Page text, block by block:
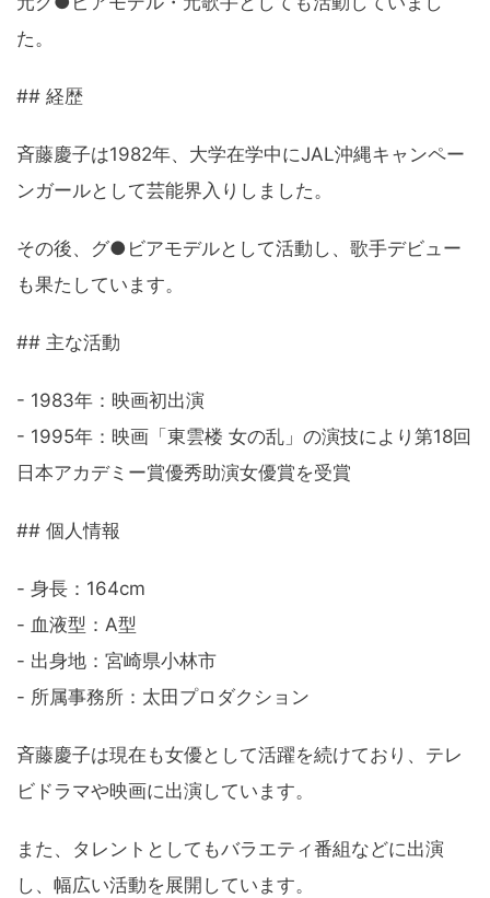
た。
## 経歴
斉藤慶子は1982年、大学在学中にJAL沖縄キャンペー
ンガールとして芸能界入りしました。
その後、グ●ビアモデルとして活動し、歌手デビュー
も果たしています。
## 主な活動
- 1983年：映画初出演
- 1995年：映画「東雲楼 女の乱」の演技により第18回
日本アカデミー賞優秀助演女優賞を受賞
## 個人情報
- 身長：164cm
- 血液型：A型
- 出身地：宮崎県小林市
- 所属事務所：太田プロダクション
斉藤慶子は現在も女優として活躍を続けており、テレ
ビドラマや映画に出演しています。
また、タレントとしてもバラエティ番組などに出演
し、幅広い活動を展開しています。